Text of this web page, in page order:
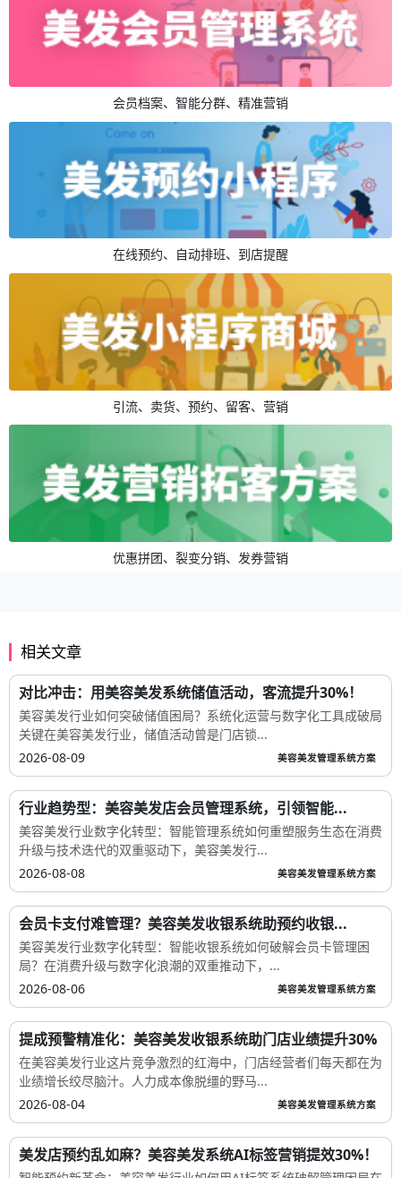
会员档案、智能分群、精准营销
在线预约、自动排班、到店提醒
引流、卖货、预约、留客、营销
优惠拼团、裂变分销、发券营销
相关文章
对比冲击：用美容美发系统储值活动，客流提升30%！
美容美发行业如何突破储值困局？系统化运营与数字化工具成破局
关键在美容美发行业，储值活动曾是门店锁...
2026-08-09
美容美发管理系统方案
行业趋势型：美容美发店会员管理系统，引领智能...
美容美发行业数字化转型：智能管理系统如何重塑服务生态在消费
升级与技术迭代的双重驱动下，美容美发行...
2026-08-08
美容美发管理系统方案
会员卡支付难管理？美容美发收银系统助预约收银...
美容美发行业数字化转型：智能收银系统如何破解会员卡管理困
局？在消费升级与数字化浪潮的双重推动下，...
2026-08-06
美容美发管理系统方案
提成预警精准化：美容美发收银系统助门店业绩提升30%
在美容美发行业这片竞争激烈的红海中，门店经营者们每天都在为
业绩增长绞尽脑汁。人力成本像脱缰的野马...
2026-08-04
美容美发管理系统方案
美发店预约乱如麻？美容美发系统AI标签营销提效30%！